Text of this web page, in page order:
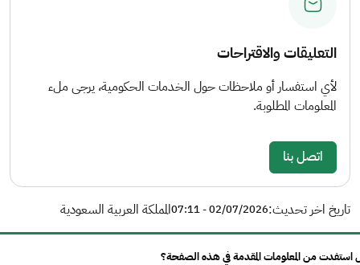
التعليقات والاقتراحات
لأي استفسار أو ملاحظات حول الخدمات الحكومية، يرجى ملء
المعلومات المطلوبة.
اتصل بنا
تاريخ اخر تحديث:02/07/2026 - 07:11 المملكة العربية السعودية
استفدت من المعلومات المقدمة في هذه الصفحة؟